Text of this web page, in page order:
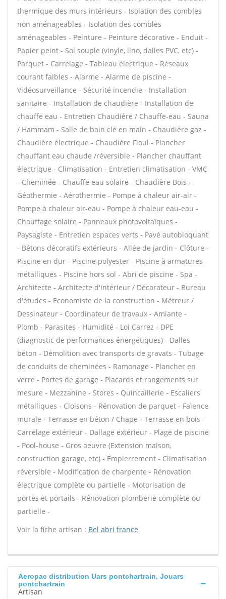
thermique des murs intérieurs - Isolation des combles
non aménageables - Isolation des combles
aménageables - Peinture - Peinture décorative - Enduit -
Papier peint - Sol souple (vinyle, lino, dalles PVC, etc) -
Parquet - Carrelage - Tableau électrique - Réseaux
courant faibles - Alarme - Alarme de piscine -
Vidéosurveillance - Sécurité incendie - Installation
sanitaire - Installation de chaudière - Installation de
chauffe eau - Entretien Chaudière / Chauffe-eau - Sauna
/ Hammam - Salle de bain clé en main - Chaudière gaz -
Chaudière électrique - Chaudière Fioul - Plancher
chauffant eau chaude /réversible - Plancher chauffant
électrique - Climatisation - Entretien climatisation - VMC
- Cheminée - Chauffe eau solaire - Chaudière Bois -
Géothermie - Aérothermie - Pompe à chaleur air-air -
Pompe à chaleur air-eau - Pompe à chaleur eau-eau -
Chauffage solaire - Panneaux photovoltaïques -
Paysagiste - Entretien espaces verts - Pavé autobloquant
- Bétons décoratifs extérieurs - Allée de jardin - Clôture -
Piscine en dur - Piscine polyester - Piscine à armatures
métalliques - Piscine hors sol - Abri de piscine - Spa -
Architecte - Architecte d'intérieur / Décorateur - Bureau
d'études - Economiste de la construction - Métreur /
Dessinateur - Coordinateur de travaux - Amiante -
Plomb - Parasites - Humidité - Loi Carrez - DPE
(diagnostic de performances énergétiques) - Dalles
béton - Démolition avec transports de gravats - Tubage
de conduits de cheminées - Ramonage - Plancher en
verre - Portes de garage - Placards et rangements sur
mesure - Mezzanine - Stores - Quincaillerie - Escaliers
métalliques - Cloisons - Rénovation de parquet - Faïence
murale - Terrasse en béton / Chape - Terrasse en bois -
Carrelage extérieur - Dallage extérieur - Plage de piscine
- Pool-house - Gros oeuvre (Extension maison,
construction garage, etc) - Empierrement - Climatisation
réversible - Modification de charpente - Rénovation
électrique complète ou partielle - Motorisation de
portes et portails - Rénovation plomberie complète ou
partielle -
Voir la fiche artisan : Bel abri france
Aeropac distribution Uars pontchartrain, Jouars
pontchartrain
Artisan